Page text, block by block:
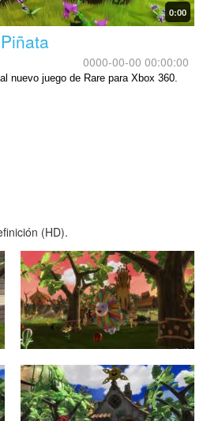
0:00
0000-00-00 00:00:00
nuevo juego de Rare para Xbox 360.
(HD).